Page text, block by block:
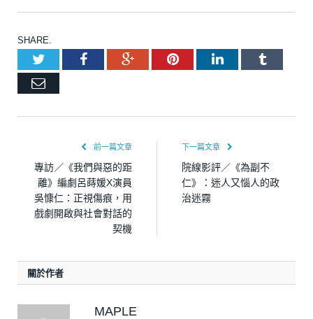
SHARE.
TwitterFacebookGoogle+PinterestLinkedInTumblr
Email
前一篇文章
專訪／《我們與惡的距
離》編劇呂蒔媛X演員
吳慷仁：正視傷痕，用
戲劇開啟與社會對話的
契機
下一篇文章
院線影評／《為副不
仁》：迷人又惱人的政
治迷霧
關於作者
MAPLE